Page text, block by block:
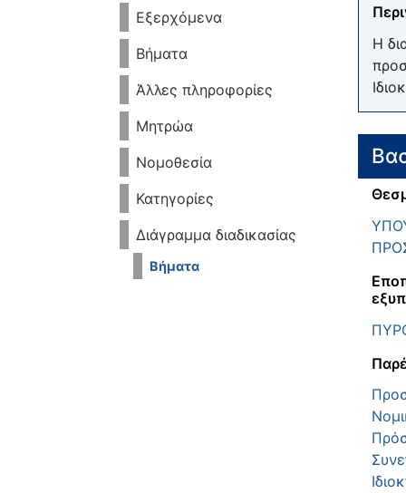
Εξερχόμενα
Βήματα
Άλλες πληροφορίες
Μητρώα
Νομοθεσία
Κατηγορίες
Διάγραμμα διαδικασίας
Βήματα
Η